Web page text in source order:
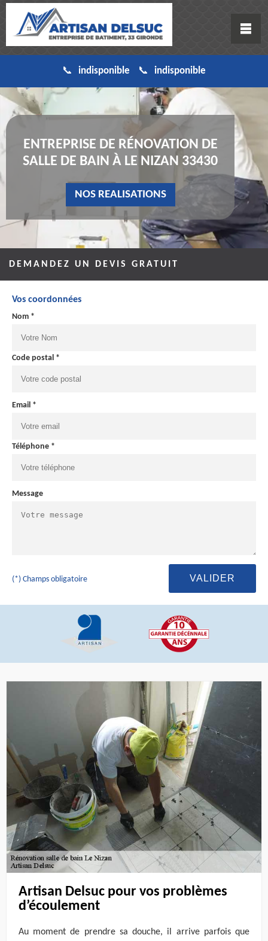
indisponible indisponible
ENTREPRISE DE RÉNOVATION DE
SALLE DE BAIN À LE NIZAN 33430
NOS REALISATIONS
DEMANDEZ UN DEVIS GRATUIT
Vos coordonnées
Nom *
Code postal *
Email *
Téléphone *
Message
(*) Champs obligatoire
Artisan Delsuc pour vos problèmes
d’écoulement
Au moment de prendre sa douche, il arrive parfois que